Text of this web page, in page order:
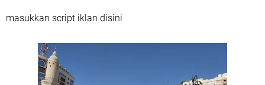
masukkan script iklan disini